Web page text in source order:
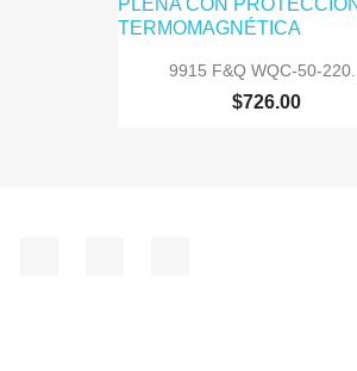
9915 F&Q WQC-50-220...
$726.00